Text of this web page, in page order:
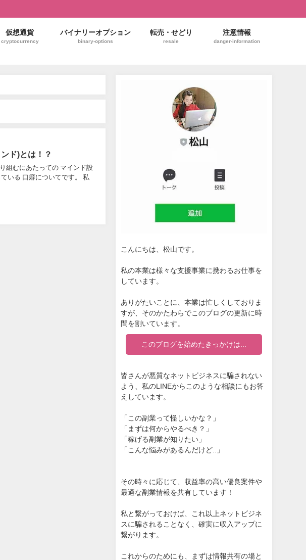
仮想通貨
cryptocurrency
バイナリーオプション
binary-options
転売・せどり
resale
注意情報
danger-information
ド)とは！？
組むにあたっての マインド設
いる 口癖についてです。 私
こんにちは、松山です。
私の本業は様々な支援事業に携わるお仕事を
しています。
ありがたいことに、本業は忙しくしておりま
すが、そのかたわらでこのブログの更新に時
間を割いています。
このブログを始めたきっかけは...
皆さんが悪質なネットビジネスに騙されない
よう、私のLINEからこのような相談にもお答
えしています。
「この副業って怪しいかな？」
「まずは何からやるべき？」
「稼げる副業が知りたい」
「こんな悩みがあるんだけど..」
その時々に応じて、収益率の高い優良案件や
最適な副業情報を共有しています！
私と繋がっておけば、これ以上ネットビジネ
スに騙されることなく、確実に収入アップに
繋がります。
これからのためにも、まずは情報共有の場と